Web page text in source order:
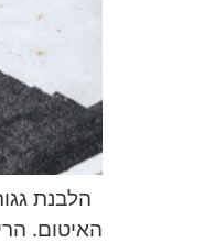
הלבנת
האיטום.